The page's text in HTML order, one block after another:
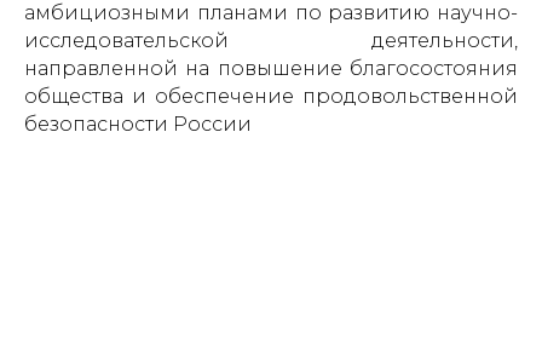
амбициозными планами по развитию научно-
исследовательской деятельности,
направленной на повышение благосостояния
общества и обеспечение продовольственной
безопасности России